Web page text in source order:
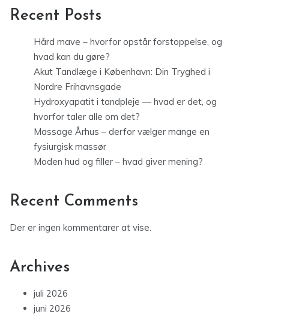
Recent Posts
Hård mave – hvorfor opstår forstoppelse, og
hvad kan du gøre?
Akut Tandlæge i København: Din Tryghed i
Nordre Frihavnsgade
Hydroxyapatit i tandpleje — hvad er det, og
hvorfor taler alle om det?
Massage Århus – derfor vælger mange en
fysiurgisk massør
Moden hud og filler – hvad giver mening?
Recent Comments
Der er ingen kommentarer at vise.
Archives
juli 2026
juni 2026